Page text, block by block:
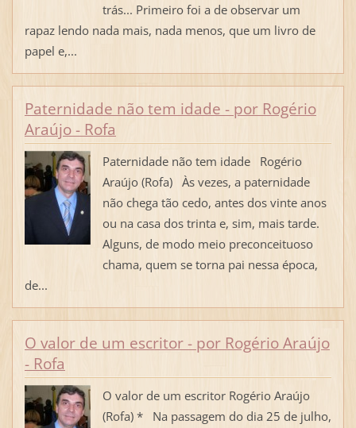
trás... Primeiro foi a de observar um
rapaz lendo nada mais, nada menos, que um livro de
papel e,...
Paternidade não tem idade - por Rogério
Araújo - Rofa
Paternidade não tem idade Rogério
Araújo (Rofa) Às vezes, a paternidade
não chega tão cedo, antes dos vinte anos
ou na casa dos trinta e, sim, mais tarde.
Alguns, de modo meio preconceituoso
chama, quem se torna pai nessa época,
de...
O valor de um escritor - por Rogério Araújo
- Rofa
O valor de um escritor Rogério Araújo
(Rofa) * Na passagem do dia 25 de julho,